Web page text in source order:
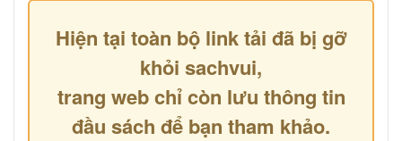
Hiện tại toàn bộ link tải đã bị gỡ
khỏi sachvui,
trang web chỉ còn lưu thông tin
đầu sách để bạn tham khảo.